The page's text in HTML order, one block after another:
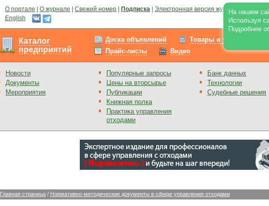
На нашем
Используя
Подробнее
О портале О журнале Свежий номер Подписка Электронная версия журнала |Отзывы
English
Каталог
предприятий
Доска объявлений Товары и услуги
Прайс-листы
Видео
Новости
Документы
Мероприятия
Популярные запросы
Цены на вторсырье
Публикации
Книжная полка
Практика управления
отходами
Банк данных
Технологии
Судебные решения
Главная страница / Нормативно-методические документы в сфере управления отходами